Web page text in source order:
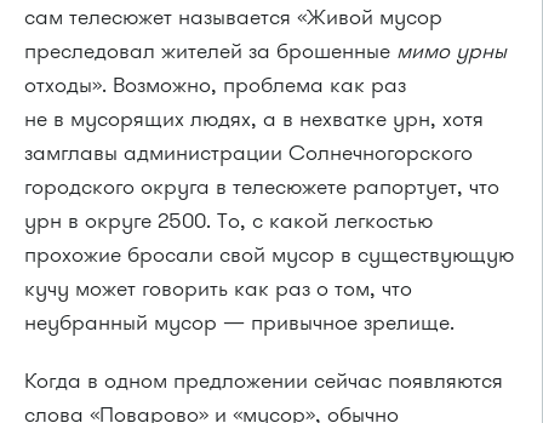
сам телесюжет называется «Живой мусор
преследовал жителей за брошенные мимо урны
отходы». Возможно, проблема как раз
не в мусорящих людях, а в нехватке урн, хотя
замглавы администрации Солнечногорского
городского округа в телесюжете рапортует, что
урн в округе 2500. То, с какой легкостью
прохожие бросали свой мусор в существующую
кучу может говорить как раз о том, что
неубранный мусор — привычное зрелище.
Когда в одном предложении сейчас появляются
слова «Поварово» и «мусор», обычно